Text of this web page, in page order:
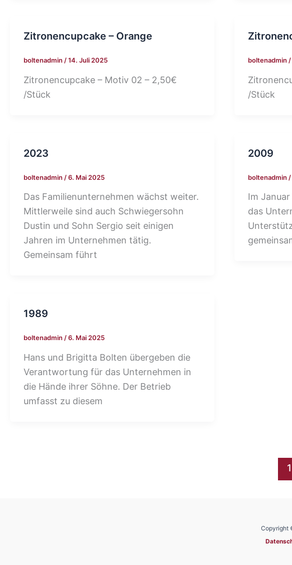
Zitronencupcake – Orange
boltenadmin /14. Juli 2025
Zitronencupcake – Motiv 02 – 2,50€
/Stück
boltenadmin /
/Stück
2023
boltenadmin /6. Mai 2025
Das Familienunternehmen wächst weiter.
Mittlerweile sind auch Schwiegersohn
Dustin und Sohn Sergio seit einigen
Jahren im Unternehmen tätig.
Gemeinsam führt
2009
boltenadmin /
Im
das
1989
boltenadmin /6. Mai 2025
Hans und Brigitta Bolten übergeben die
Verantwortung für das Unternehmen in
die Hände ihrer Söhne. Der Betrieb
umfasst zu diesem
1
Copyright